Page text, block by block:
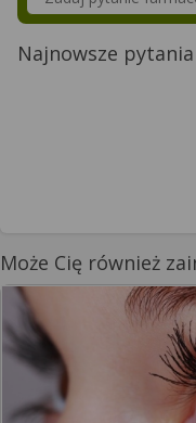
Najnowsze
Może Cię również